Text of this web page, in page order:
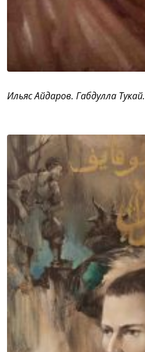
Ильяс Айдаров. Габдулла Тукай.